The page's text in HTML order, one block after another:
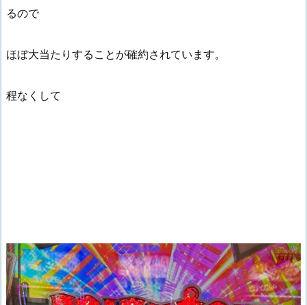
るので
ほぼ大当たりすることが確約されています。
程なくして